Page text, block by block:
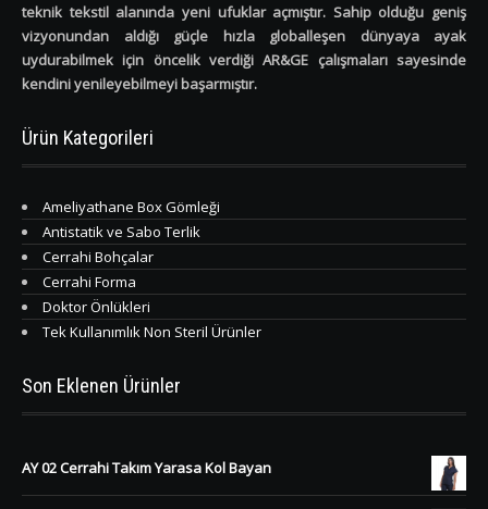
teknik tekstil alanında yeni ufuklar açmıştır. Sahip olduğu geniş
vizyonundan aldığı güçle hızla globalleşen dünyaya ayak
uydurabilmek için öncelik verdiği AR&GE çalışmaları sayesinde
kendini yenileyebilmeyi başarmıştır.
Ürün Kategorileri
Ameliyathane Box Gömleği
Antistatik ve Sabo Terlik
Cerrahi Bohçalar
Cerrahi Forma
Doktor Önlükleri
Tek Kullanımlık Non Steril Ürünler
Son Eklenen Ürünler
AY 02 Cerrahi Takım Yarasa Kol Bayan